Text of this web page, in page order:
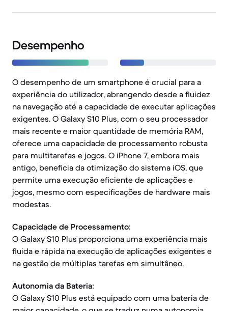
Desempenho
O desempenho de um smartphone é crucial para a
experiência do utilizador, abrangendo desde a fluidez
na navegação até a capacidade de executar aplicações
exigentes. O Galaxy S10 Plus, com o seu processador
mais recente e maior quantidade de memória RAM,
oferece uma capacidade de processamento robusta
para multitarefas e jogos. O iPhone 7, embora mais
antigo, beneficia da otimização do sistema iOS, que
permite uma execução eficiente de aplicações e
jogos, mesmo com especificações de hardware mais
modestas.
Capacidade de Processamento:
O Galaxy S10 Plus proporciona uma experiência mais
fluida e rápida na execução de aplicações exigentes e
na gestão de múltiplas tarefas em simultâneo.
Autonomia da Bateria:
O Galaxy S10 Plus está equipado com uma bateria de